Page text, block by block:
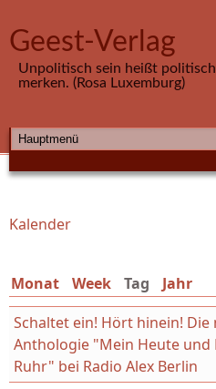
Geest-Verlag
Unpolitisch sein heißt politisch
merken. (Rosa Luxemburg)
HAUPTMENÜ
Sie sind hier
Kalender
Monat Week Tag (aktiver
Jahr
Schaltet ein! Hört hinein! Die
Anthologie "Mein Heute
Ruhr" bei Radio Alex Berlin